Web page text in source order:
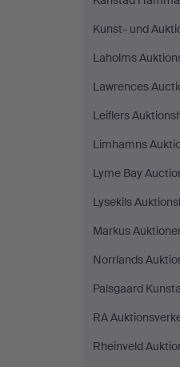
Kunst- und
Laholms
Lawrences
Leiflers
Limhamns
Lyme Bay
Lysekils
Markus
Norrlands
Palsgaard
RA
Rheinveld